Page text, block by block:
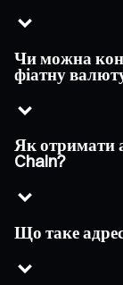
Чи можна
фіатну
Як отримати
Chain?
Що таке